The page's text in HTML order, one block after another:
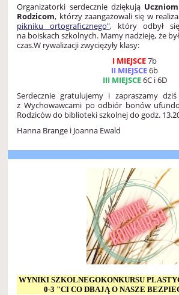
Organizatorki serdecznie dziękują
Rodzicom, którzy zaangażowali się w
pikniku ortograficznego", który odbył
na boiskach szkolnych. Mamy nadzieję, że
czas.W rywalizacji zwyciężyły klasy:
I MIEJSCE7b
II MIEJSCE6b
III MIEJSCE6C i 6D
Serdecznie gratulujemy i zapraszamy
z Wychowawcami po odbiór bonów
Rodziców do biblioteki szkolnej do godz.
Hanna Brange i Joanna Ewald
WYNIKI SZKOLNEGOKONKURSU
0-3 "CI CO DBAJĄ O NASZE